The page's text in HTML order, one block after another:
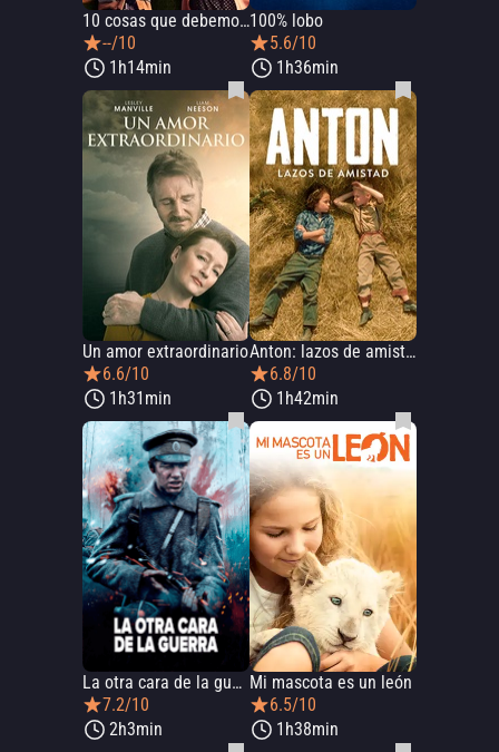
10 cosas que debemos hacer antes de separarnos
--/10
1h14min
100% lobo
5.6/10
1h36min
Un amor extraordinario
6.6/10
1h31min
Anton: lazos de amistad
6.8/10
1h42min
La otra cara de la guerra
7.2/10
2h3min
Mi mascota es un león
6.5/10
1h38min